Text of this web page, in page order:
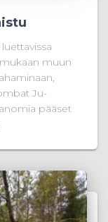
muun
Ju-
pääset